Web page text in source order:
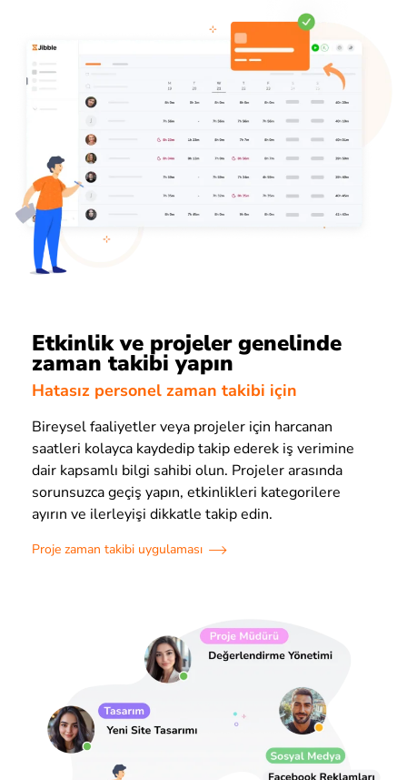
Etkinlik ve projeler genelinde
zaman takibi yapın
Hatasız personel zaman takibi için
Bireysel faaliyetler veya projeler için harcanan
saatleri kolayca kaydedip takip ederek iş verimine
dair kapsamlı bilgi sahibi olun. Projeler arasında
sorunsuzca geçiş yapın, etkinlikleri kategorilere
ayırın ve ilerleyişi dikkatle takip edin.
Proje zaman takibi uygulaması